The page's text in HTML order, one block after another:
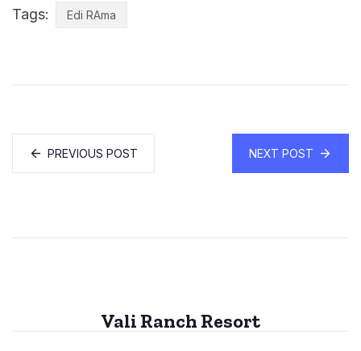
Tags: Edi RAma
PREVIOUS POST NEXT POST
Vali Ranch Resort